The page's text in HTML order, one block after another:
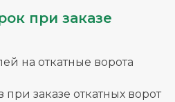
при заказе
на откатные ворота
при заказе откатных ворот